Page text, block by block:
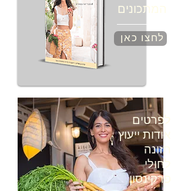
המתכונים
לחצו כאן
לפרטים
אודות ייעוץ
תזונה
לחולי
פרקינסון